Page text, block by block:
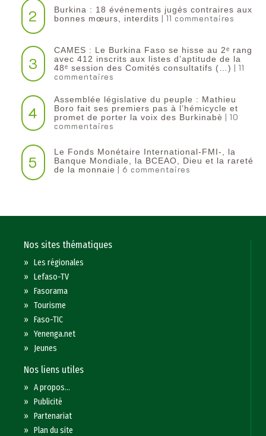
2
Burkina : 18 événements jugés contraires aux
bonnes mœurs, interdits | 11 commentaires
3
CAMES : Le Burkina Faso se hisse au 2ᵉ rang
avec 412 inscrits aux listes d’aptitude de la
48ᵉ session des Comités consultatifs (…) | 11
commentaires
4
Assemblée législative du peuple : Mathieu
Boro fait ses premiers pas à l’hémicycle et
promet de porter la voix des Burkinabè | 10
commentaires
5
Le Fonds Monétaire International-FMI-, la
Banque Mondiale, la BCEAO, Dieu et la rareté
de la monnaie | 6 commentaires
Nos sites thématiques
»Les régionales
»Lefaso-TV
»Fasorama
»Tourisme
»Faso-TIC
»Yenenga.net
» Jeunes
Nos liens utiles
»A propos...
»Publicité
»Partenariat
»Plan du site